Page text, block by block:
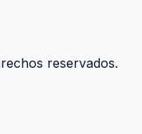
reservados.